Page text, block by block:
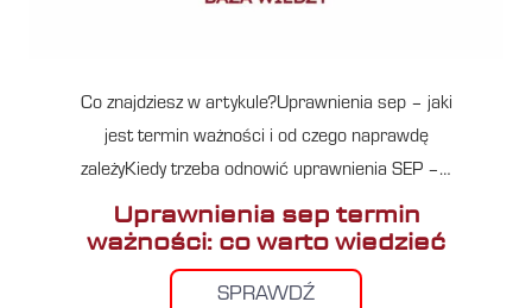
Co znajdziesz w artykule?Uprawnienia sep – jaki
jest termin ważności i od czego naprawdę
zależyKiedy trzeba odnowić uprawnienia SEP –…
Uprawnienia sep termin
ważności: co warto wiedzieć
SPRAWDŹ